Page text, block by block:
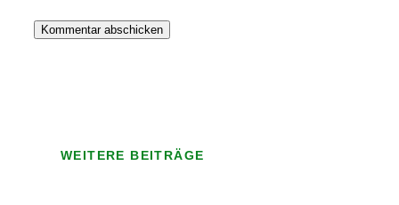
WEITERE BEITRÄGE